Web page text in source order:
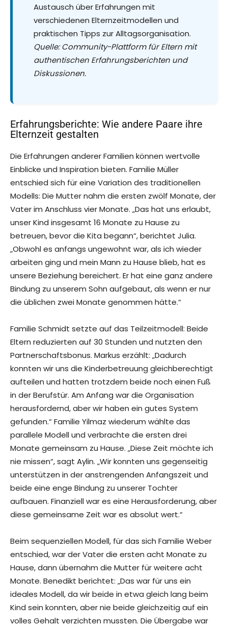
Austausch über Erfahrungen mit
verschiedenen Elternzeitmodellen und
praktischen Tipps zur Alltagsorganisation.
Quelle: Community-Plattform für Eltern mit
authentischen Erfahrungsberichten und
Diskussionen.
Erfahrungsberichte: Wie andere Paare ihre
Elternzeit gestalten
Die Erfahrungen anderer Familien können wertvolle
Einblicke und Inspiration bieten. Familie Müller
entschied sich für eine Variation des traditionellen
Modells: Die Mutter nahm die ersten zwölf Monate, der
Vater im Anschluss vier Monate. „Das hat uns erlaubt,
unser Kind insgesamt 16 Monate zu Hause zu
betreuen, bevor die Kita begann“, berichtet Julia.
„Obwohl es anfangs ungewohnt war, als ich wieder
arbeiten ging und mein Mann zu Hause blieb, hat es
unsere Beziehung bereichert. Er hat eine ganz andere
Bindung zu unserem Sohn aufgebaut, als wenn er nur
die üblichen zwei Monate genommen hätte.“
Familie Schmidt setzte auf das Teilzeitmodell: Beide
Eltern reduzierten auf 30 Stunden und nutzten den
Partnerschaftsbonus. Markus erzählt: „Dadurch
konnten wir uns die Kinderbetreuung gleichberechtigt
aufteilen und hatten trotzdem beide noch einen Fuß
in der Berufstür. Am Anfang war die Organisation
herausfordernd, aber wir haben ein gutes System
gefunden.“ Familie Yilmaz wiederum wählte das
parallele Modell und verbrachte die ersten drei
Monate gemeinsam zu Hause. „Diese Zeit möchte ich
nie missen“, sagt Aylin. „Wir konnten uns gegenseitig
unterstützen in der anstrengenden Anfangszeit und
beide eine enge Bindung zu unserer Tochter
aufbauen. Finanziell war es eine Herausforderung, aber
diese gemeinsame Zeit war es absolut wert.“
Beim sequenziellen Modell, für das sich Familie Weber
entschied, war der Vater die ersten acht Monate zu
Hause, dann übernahm die Mutter für weitere acht
Monate. Benedikt berichtet: „Das war für uns ein
ideales Modell, da wir beide in etwa gleich lang beim
Kind sein konnten, aber nie beide gleichzeitig auf ein
volles Gehalt verzichten mussten. Die Übergabe war